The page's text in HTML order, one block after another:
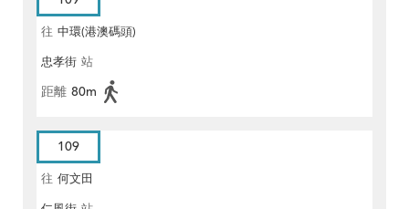
往 中環(港澳碼頭)
忠孝街 站
距離 80m
109
往 何文田